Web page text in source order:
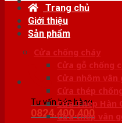
Tư vấn bán hàng
0824.400.400
Trang chủ
Giới thiệu
Sản phẩm
Cửa chống cháy
Cửa gỗ chống
Cửa nhôm vân
Cửa thép
Cửa Thép Hàn
Cửa thép vân